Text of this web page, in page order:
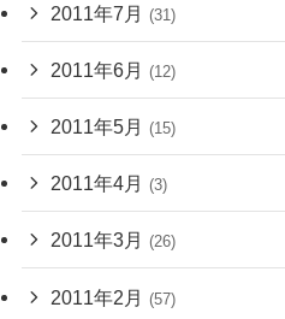
2011年7月 (31)
2011年6月 (12)
2011年5月 (15)
2011年4月 (3)
2011年3月 (26)
2011年2月 (57)